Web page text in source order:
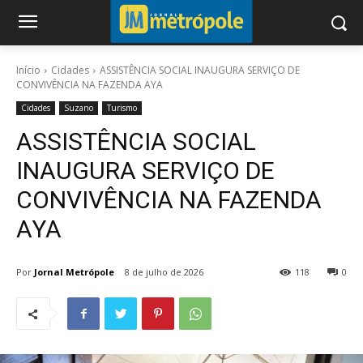
Início Cidades
ASSISTÊNCIA SOCIAL INAUGURA SERVIÇO DE
CONVIVÊNCIA NA FAZENDA AYA
Cidades Suzano Turismo
ASSISTÊNCIA SOCIAL
INAUGURA SERVIÇO DE
CONVIVÊNCIA NA FAZENDA
AYA
Por Jornal Metrópole 8 de julho de 2026 0
118